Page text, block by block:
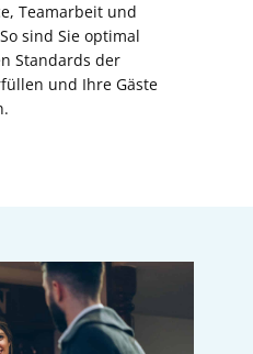
Teamarbeit und
sind Sie optimal
Standards der
und Ihre Gäste